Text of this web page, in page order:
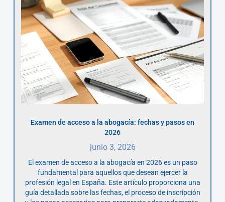
Examen de acceso a la abogacía: fechas y pasos en
2026
junio 3, 2026
El examen de acceso a la abogacía en 2026 es un paso
fundamental para aquellos que desean ejercer la
profesión legal en España. Este artículo proporciona una
guía detallada sobre las fechas, el proceso de inscripción